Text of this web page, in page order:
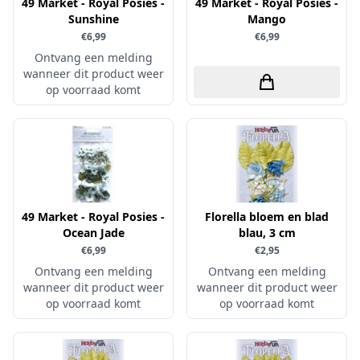
Canvas
Die Cuts
Finger Wax
Pan Pastel
Potloden
Workshop
Hobbydots
HobbyFun
Hobbyjournaal
Hobbyzine
Jalekro
Jeanines Art
Joy & Noor
Juffrouw Muis
Lapland knipvel
Lavinia
Lawn Fawn
Lemon Craft
Lisa Horton - Crafts
schudmateriaal
Scrappapier
Shiny details
Specialties
Stickers
Tekst, letters & cijfers
Tijdschrift
Tools
Washi - tape
Sunshine
€6,99
Ontvang een melding
wanneer dit product weer
op voorraad komt
Mango
€6,99
49 Market - Royal Posies -
Ocean Jade
€6,99
Ontvang een melding
wanneer dit product weer
op voorraad komt
Florella bloem en blad
blau, 3 cm
€2,95
Ontvang een melding
wanneer dit product weer
op voorraad komt